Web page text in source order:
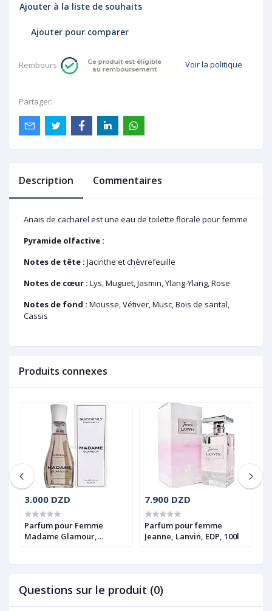
Ajouter à la liste de souhaits
Ajouter pour comparer
Rembourser: Voir la politique
Partager:
Description Commentaires
Anais de cacharel est une eau de toilette florale pour femme
Pyramide olfactive :
Notes de tête : Jacinthe et chèvrefeuille
Notes de cœur : Lys, Muguet, Jasmin, Ylang-Ylang, Rose
Notes de fond : Mousse, Vétiver, Musc, Bois de santal,
Cassis
Produits connexes
3.000 DZD
Parfum pour Femme
Madame Glamour,
7.900 DZD
Parfum pour femme
Jeanne, Lanvin, EDP, 100l
Questions sur le produit (0)